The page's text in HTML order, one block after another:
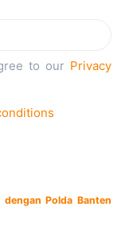
to our Privacy
Polda Banten